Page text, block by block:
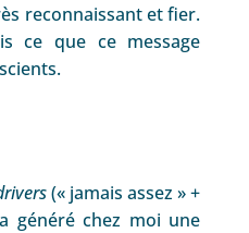
reconnaissant et fier.
ce que ce message
(« jamais assez » +
généré chez moi une